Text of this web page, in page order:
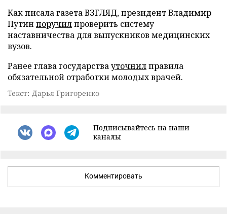
Как писала газета ВЗГЛЯД, президент Владимир
Путин поручилпроверить систему
наставничества для выпускников медицинских
вузов.
Ранее глава государствауточнилправила
обязательной отработки молодых врачей.
Текст: Дарья Григоренко
Подписывайтесь на наши
каналы
Комментировать